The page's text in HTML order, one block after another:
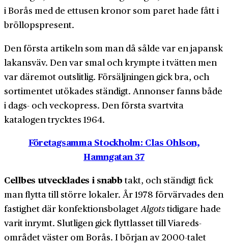
i Borås med de ettusen kronor som paret hade fått i
bröllops­present.
Den första artikeln som man då sålde var en japansk
lakans­väv. Den var smal och krympte i tvätten men
var däremot out­slitlig. För­säljningen gick bra, och
sortimentet utökades ständigt. Annonser fanns både
i dags- och vecko­press. Den första svartvita
katalogen trycktes 1964.
Företagsamma Stockholm: Clas Ohlson,
Hamngatan 37
Cellbes utvecklades i snabbtakt, och ständigt fick
man flytta till större lokaler. År 1978 för­värvades den
fastighet där konfektions­bolagetAlgotstidigare hade
varit inrymt. Slutligen gick flytt­lasset till Viareds­
området väster om Borås. I början av 2000-talet